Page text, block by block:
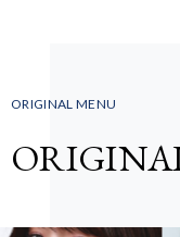
ORIGINAL MENU